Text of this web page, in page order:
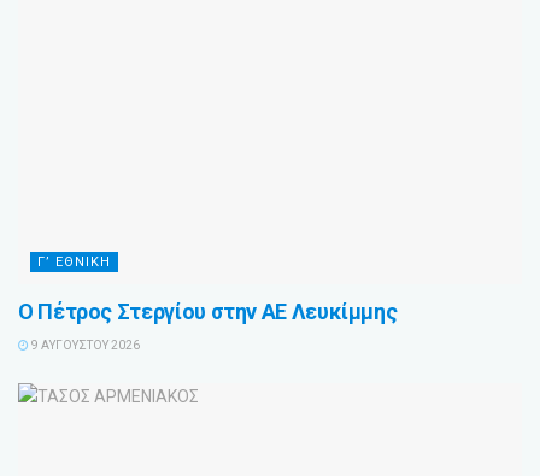
Γ’ ΕΘΝΙΚΗ
Ο Πέτρος Στεργίου στην ΑΕ Λευκίμμης
9 ΑΥΓΟΎΣΤΟΥ 2026